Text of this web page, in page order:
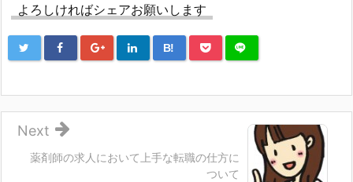
よろしければシェアお願いします
B!
薬剤師の求人において上手な転職の仕方に
ついて
Next